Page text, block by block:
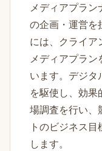
メディアプラン
の企画・運営を
には、クライア
メディアプラン
います。デジタ
を駆使し、効
場調査を行い、
トのビジネス
します。